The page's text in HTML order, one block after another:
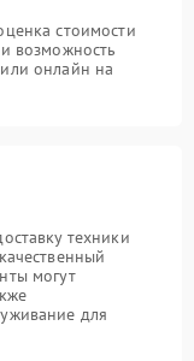
стоимости
возможность
онлайн на
техники
могут
для